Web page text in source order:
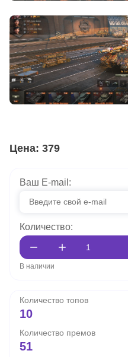
Цена: 379
Ваш E-mail:
Количество:
В наличии
Количество топов
10
Количество премов
51